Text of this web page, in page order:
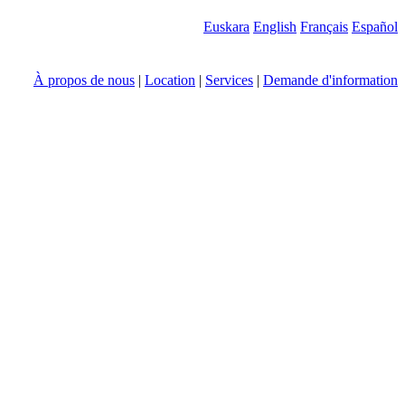
Euskara English Français Español
À propos de nous | Location | Services | Demande d'information